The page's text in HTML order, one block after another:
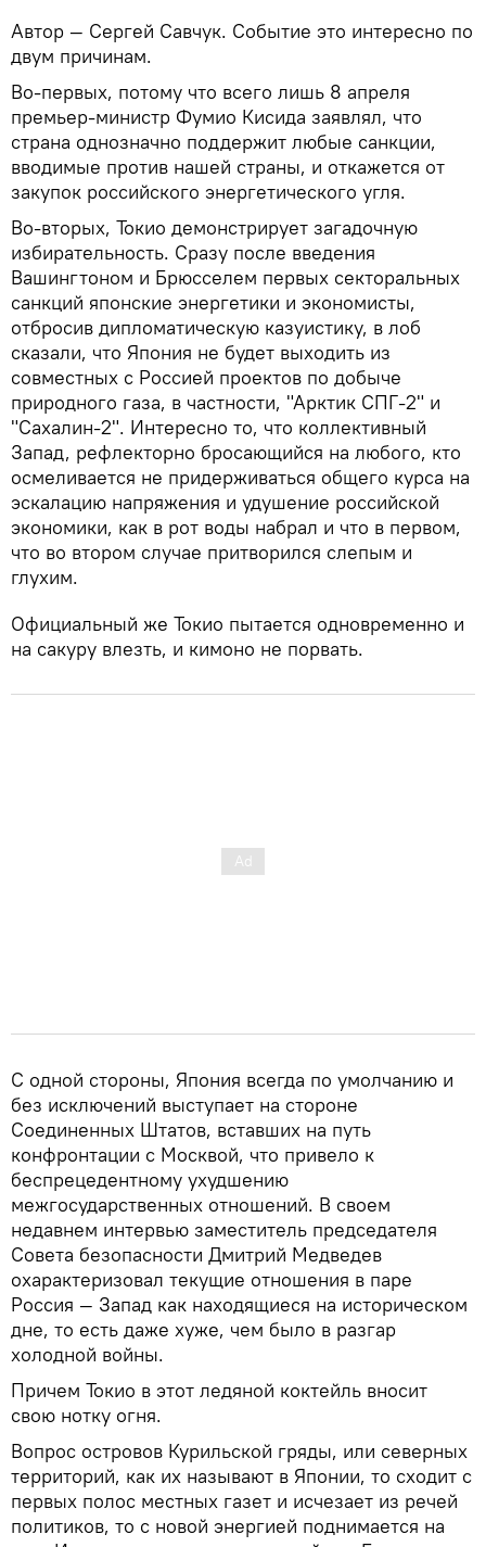
Автор — Сергей Савчук. Событие это интересно по
двум причинам.
Во-первых, потому что всего лишь 8 апреля
премьер-министр Фумио Кисида заявлял, что
страна однозначно поддержит любые санкции,
вводимые против нашей страны, и откажется от
закупок российского энергетического угля.
Во-вторых, Токио демонстрирует загадочную
избирательность. Сразу после введения
Вашингтоном и Брюсселем первых секторальных
санкций японские энергетики и экономисты,
отбросив дипломатическую казуистику, в лоб
сказали, что Япония не будет выходить из
совместных с Россией проектов по добыче
природного газа, в частности, "Арктик СПГ-2" и
"Сахалин-2". Интересно то, что коллективный
Запад, рефлекторно бросающийся на любого, кто
осмеливается не придерживаться общего курса на
эскалацию напряжения и удушение российской
экономики, как в рот воды набрал и что в первом,
что во втором случае притворился слепым и
глухим.
Официальный же Токио пытается одновременно и
на сакуру влезть, и кимоно не порвать.
С одной стороны, Япония всегда по умолчанию и
без исключений выступает на стороне
Соединенных Штатов, вставших на путь
конфронтации с Москвой, что привело к
беспрецедентному ухудшению
межгосударственных отношений. В своем
недавнем интервью заместитель председателя
Совета безопасности Дмитрий Медведев
охарактеризовал текущие отношения в паре
Россия — Запад как находящиеся на историческом
дне, то есть даже хуже, чем было в разгар
холодной войны.
Причем Токио в этот ледяной коктейль вносит
свою нотку огня.
Вопрос островов Курильской гряды, или северных
территорий, как их называют в Японии, то сходит с
первых полос местных газет и исчезает из речей
политиков, то с новой энергией поднимается на